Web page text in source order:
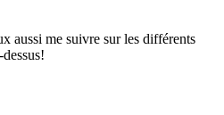
aussi me suivre sur les différents